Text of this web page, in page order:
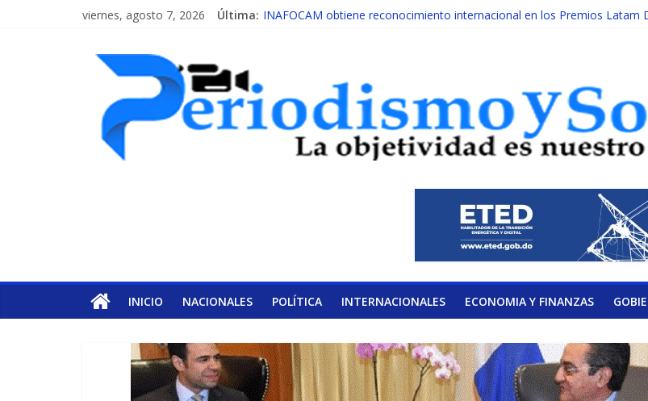
viernes, agosto 7, 2026 Última: INAFOCAM obtiene reconocimiento internacional en los Premios Latam
MESCyT presenta calendario de Consulta Nacional por la Educación
INICIO NACIONALES POLÍTICA INTERNACIONALES ECONOMIA Y FINANZAS